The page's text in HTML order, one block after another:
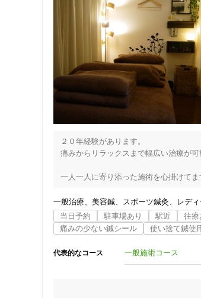
２０年経験があります。
痛みからリラックスまで幅広い治療が可
一人一人に寄り添った施術を心掛けてま
診療内容	鍼師 / 灸師 / あん摩マッサー
----------------------------------------------------------
アクセス
布佐駅から380m(徒歩 5分)
木下駅から2km(徒歩21分)
一般治療 美容鍼 スポーツ鍼灸 レデ
当日予約
駐車場あり 駅近 往療
痛みの少ない鍼シール
使い捨て鍼使
代表的なコース 一般施術コース